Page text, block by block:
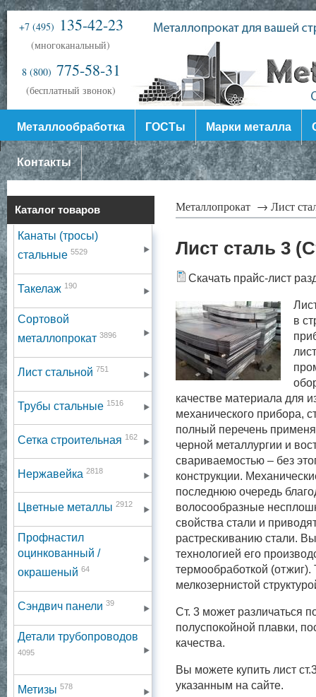
+7 (495) 135-42-23
(многоканальный)
8 (800) 775-58-31
(бесплатный звонок)
Металлообработка ГОСТы Марки металла
Контакты
Каталог товаров
Канаты (тросы)
стальные 5529
Такелаж 190
Сортовой
металлопрокат 3896
Лист стальной 751
Трубы стальные 1516
Сетка строительная 162
Нержавейка 2818
Цветные металлы 2912
Профнастил
оцинкованный /
окрашеный 64
Сэндвич панели 39
Детали трубопроводов
4095
Метизы 578
Металлопрокат → Лист
Лист сталь 3
Скачать прайс-лист
в
качестве материала для
механического прибора,
полный перечень
черной металлургии и
свариваемостью – без
конструкции.
последнюю очередь
волосообразные
свойства стали и
растрескиванию стали.
технологией его
термообработкой
мелкозернистой
Ст. 3 может различаться
полуспокойной плавки,
качества.
Вы можете купить лист
указанным на сайте.